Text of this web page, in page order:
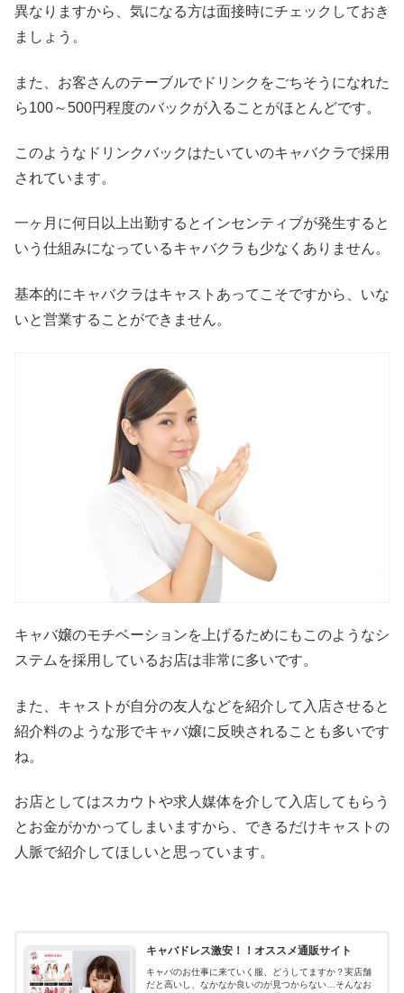
異なりますから、気になる方は面接時にチェックしておき
ましょう。
また、お客さんのテーブルでドリンクをごちそうになれた
ら100～500円程度のバックが入ることがほとんどです。
このようなドリンクバックはたいていのキャバクラで採用
されています。
一ヶ月に何日以上出勤するとインセンティブが発生すると
いう仕組みになっているキャバクラも少なくありません。
基本的にキャバクラはキャストあってこそですから、いな
いと営業することができません。
キャバ嬢のモチベーションを上げるためにもこのようなシ
ステムを採用しているお店は非常に多いです。
また、キャストが自分の友人などを紹介して入店させると
紹介料のような形でキャバ嬢に反映されることも多いです
ね。
お店としてはスカウトや求人媒体を介して入店してもらう
とお金がかかってしまいますから、できるだけキャストの
人脈で紹介してほしいと思っています。
キャバドレス激安！！オススメ通販サイト
キャバのお仕事に来ていく服、どうしてますか？実店舗
だと高いし、なかなか良いのが見つからない…そんなお